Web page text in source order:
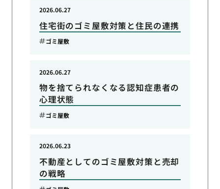
住宅街のゴミ屋敷対策と住民の連携
2026.06.27
ゴミ屋敷
物を捨てられなくなる認知症患者の
心理状態
2026.06.27
ゴミ屋敷
不動産としてのゴミ屋敷対策と売却
の戦略
2026.06.23